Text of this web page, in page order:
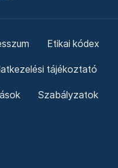
Etikai kódex
tájékoztató
Szabályzatok